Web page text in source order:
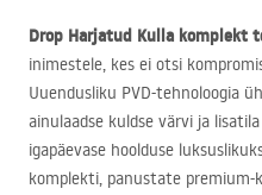
Drop Harjatud Kulla komplekt
inimestele, kes ei otsi
Uuendusliku PVD-tehnoloogia
ainulaadse kuldse värvi ja
igapäevase hoolduse
komplekti, panustate premium-